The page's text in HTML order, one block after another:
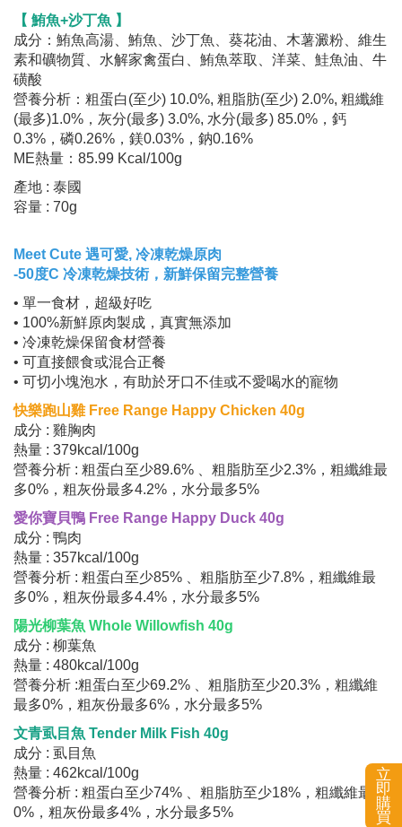
立
即
購
買
【 鮪魚+沙丁魚 】
成分：鮪魚高湯、鮪魚、沙丁魚、葵花油、木薯澱粉、維生
素和礦物質、水解家禽蛋白、鮪魚萃取、洋菜、鮭魚油、牛
磺酸
營養分析：粗蛋白(至少) 10.0%, 粗脂肪(至少) 2.0%, 粗纖維
(最多)1.0%，灰分(最多) 3.0%, 水分(最多) 85.0%，鈣
0.3%，磷0.26%，鎂0.03%，鈉0.16%
ME熱量：85.99 Kcal/100g
產地 : 泰國
容量 : 70g
Meet Cute 遇可愛, 冷凍乾燥原肉
-50度C 冷凍乾燥技術，新鮮保留完整營養
• 單一食材，超級好吃
• 100%新鮮原肉製成，真實無添加
• 冷凍乾燥保留食材營養
• 可直接餵食或混合正餐
• 可切小塊泡水，有助於牙口不佳或不愛喝水的寵物
快樂跑山雞 Free Range Happy Chicken 40g
成分 : 雞胸肉
熱量 : 379kcal/100g
營養分析 : 粗蛋白至少89.6% 、粗脂肪至少2.3%，粗纖維最
多0%，粗灰份最多4.2%，水分最多5%
愛你寶貝鴨 Free Range Happy Duck 40g
成分 : 鴨肉
熱量 : 357kcal/100g
營養分析 : 粗蛋白至少85% 、粗脂肪至少7.8%，粗纖維最
多0%，粗灰份最多4.4%，水分最多5%
陽光柳葉魚 Whole Willowfish 40g
成分 : 柳葉魚
熱量 : 480kcal/100g
營養分析 :粗蛋白至少69.2% 、粗脂肪至少20.3%，粗纖維
最多0%，粗灰份最多6%，水分最多5%
文青虱目魚 Tender Milk Fish 40g
成分 : 虱目魚
熱量 : 462kcal/100g
營養分析 : 粗蛋白至少74% 、粗脂肪至少18%，粗纖維最多
0%，粗灰份最多4%，水分最多5%